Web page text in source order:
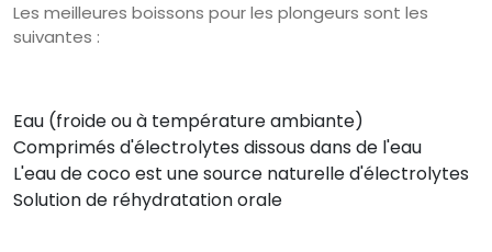
Les meilleures boissons pour les plongeurs sont les
suivantes :
Eau (froide ou à température ambiante)
Comprimés d'électrolytes dissous dans de l'eau
L'eau de coco est une source naturelle d'électrolytes
Solution de réhydratation orale